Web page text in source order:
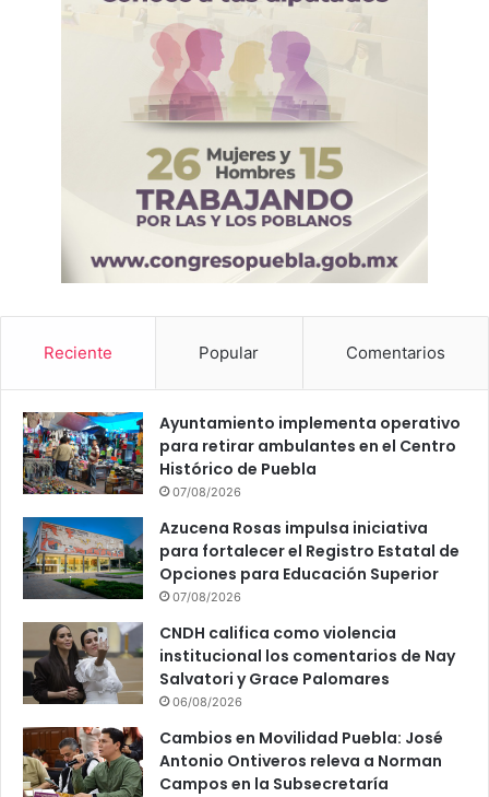
Reciente Popular Comentarios
Ayuntamiento implementa operativo
para retirar ambulantes en el Centro
Histórico de Puebla
07/08/2026
Azucena Rosas impulsa iniciativa
para fortalecer el Registro Estatal de
Opciones para Educación Superior
07/08/2026
CNDH califica como violencia
institucional los comentarios de Nay
Salvatori y Grace Palomares
06/08/2026
Cambios en Movilidad Puebla: José
Antonio Ontiveros releva a Norman
Campos en la Subsecretaría